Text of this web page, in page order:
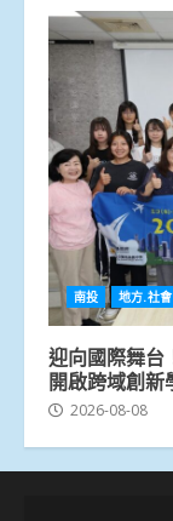
南投 地方.社會
迎向國際舞台
開啟跨域創新
2026-08-08